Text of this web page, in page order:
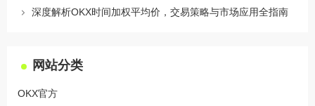
深度解析OKX时间加权平均价，交易策略与市场应用全指南
网站分类
OKX官方